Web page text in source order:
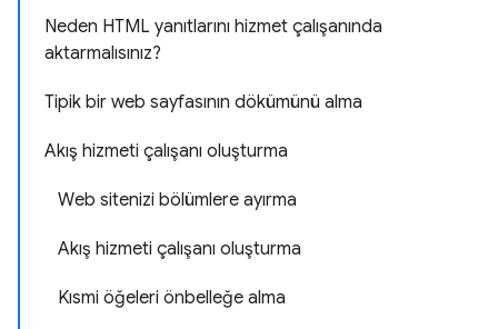
Neden HTML yanıtlarını hizmet çalışanında
aktarmalısınız?
Tipik bir web sayfasının dökümünü alma
Akış hizmeti çalışanı oluşturma
Web sitenizi bölümlere ayırma
Akış hizmeti çalışanı oluşturma
Kısmi öğeleri önbelleğe alma